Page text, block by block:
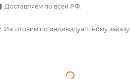
Доставляем по всей РФ.
Изготовим по индивидуальному заказу.